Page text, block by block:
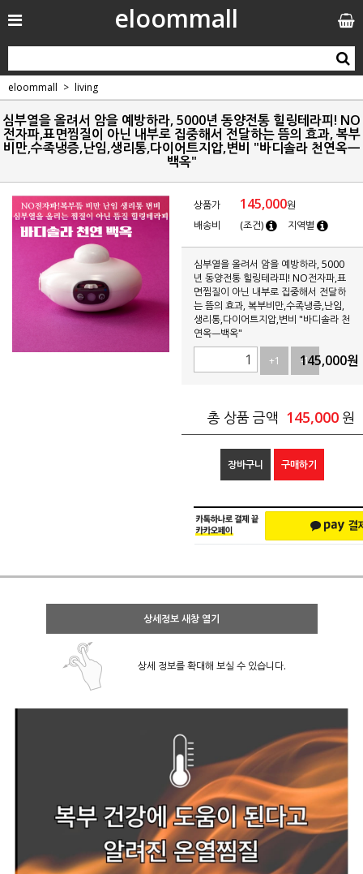
eloommall
eloommall living
심부열을 올려서 암을 예방하라, 5000년 동양전통 힐링테라피! NO
전자파,표면찜질이 아닌 내부로 집중해서 전달하는 뜸의 효과, 복부
비만,수족냉증,난임,생리통,다이어트지압,변비 "바디솔라 천연옥ㅡ
백옥"
상품가 145,000원
배송비
(조건) 지역별
심부열을 올려서 암을 예방하라, 5000
년 동양전통 힐링테라피! NO전자파,표
면찜질이 아닌 내부로 집중해서 전달하
는 뜸의 효과, 복부비만,수족냉증,난임,
생리통,다이어트지압,변비 "바디솔라 천
연옥ㅡ백옥"
+1
-1
145,000원
총 상품 금액 145,000 원
장바구니 구매하기
상세정보 새창 열기
상세 정보를 확대해 보실 수 있습니다.